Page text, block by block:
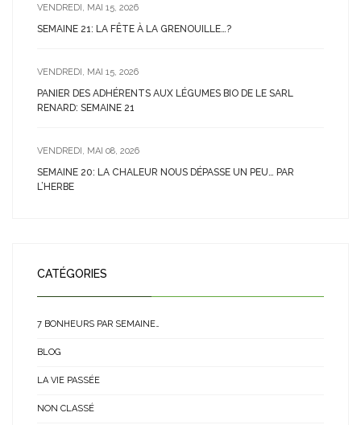
VENDREDI, MAI 15, 2026
SEMAINE 21: LA FÊTE À LA GRENOUILLE…?
VENDREDI, MAI 15, 2026
PANIER DES ADHÉRENTS AUX LÉGUMES BIO DE LE SARL
RENARD: SEMAINE 21
VENDREDI, MAI 08, 2026
SEMAINE 20: LA CHALEUR NOUS DÉPASSE UN PEU… PAR
L’HERBE
CATÉGORIES
7 BONHEURS PAR SEMAINE…
BLOG
LA VIE PASSÉE
NON CLASSÉ